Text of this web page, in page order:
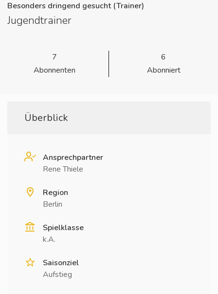
Besonders dringend gesucht (Trainer)
Jugendtrainer
7
Abonnenten
6
Abonniert
Überblick
Ansprechpartner
Rene Thiele
Region
Berlin
Spielklasse
k.A.
Saisonziel
Aufstieg